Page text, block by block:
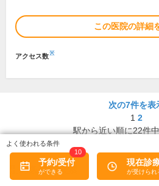
この医院の詳細
アクセス数※
次の7件を表
1 2
駅から近い順に22件
別の条件で検索
予約/受付
10
現在診